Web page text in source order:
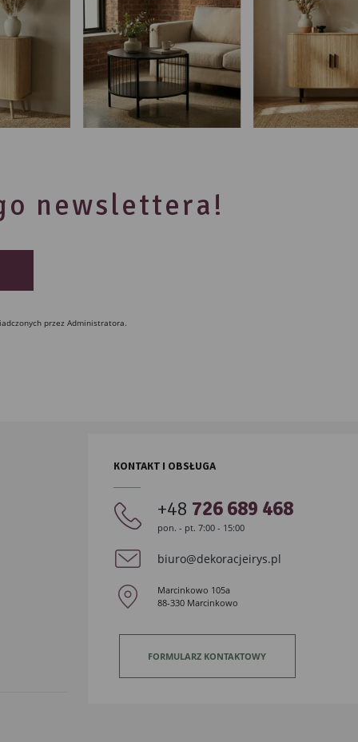
newslettera!
przez Administratora.
KONTAKT I OBSŁUGA
+48 726 689 468
pon. - pt. 7:00 - 15:00
biuro@dekoracjeirys.pl
Marcinkowo 105a
88-330 Marcinkowo
FORMULARZ KONTAKTOWY